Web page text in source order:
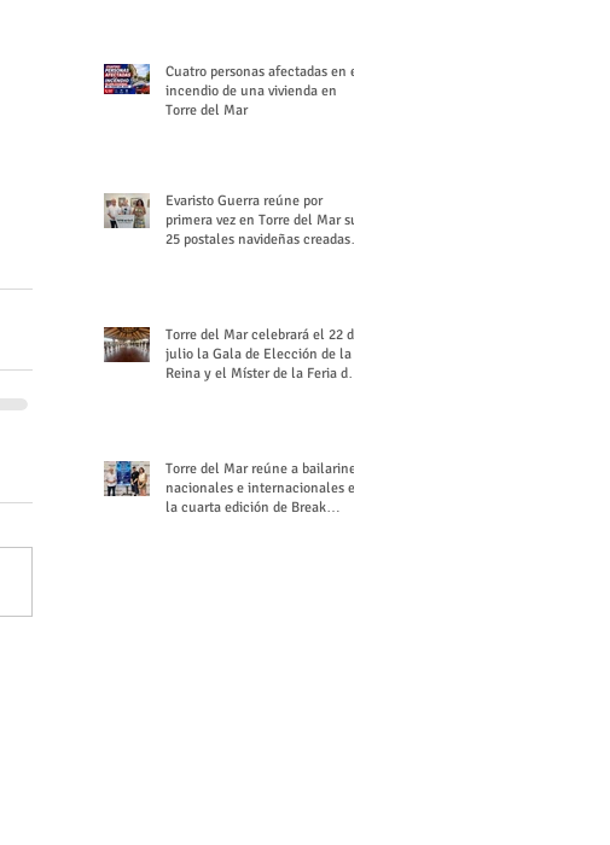
Cuatro personas afectadas en el
incendio de una vivienda en
Torre del Mar
Evaristo Guerra reúne por
primera vez en Torre del Mar sus
25 postales navideñas creadas
Torre del Mar celebrará el 22 de
julio la Gala de Elección de la
Reina y el Míster de la Feria de
Torre del Mar reúne a bailarines
nacionales e internacionales en
la cuarta edición de Break